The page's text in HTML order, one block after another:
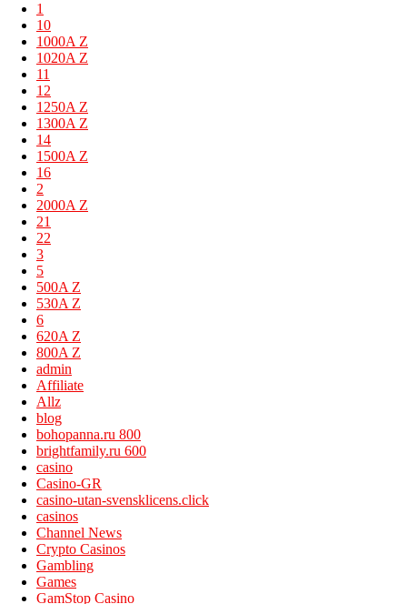
1
10
1000A Z
1020A Z
11
12
1250A Z
1300A Z
14
1500A Z
16
2
2000A Z
21
22
3
5
500A Z
530A Z
6
620A Z
800A Z
admin
Affiliate
Allz
blog
bohopanna.ru 800
brightfamily.ru 600
casino
Casino-GR
casino-utan-svensklicens.click
casinos
Channel News
Crypto Casinos
Gambling
Games
GamStop Casino